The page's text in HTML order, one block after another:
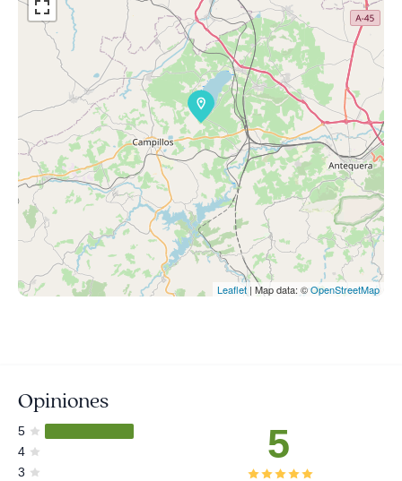
Leaflet | Map data: ©OpenStreetMap
Opiniones
5
4
3
5